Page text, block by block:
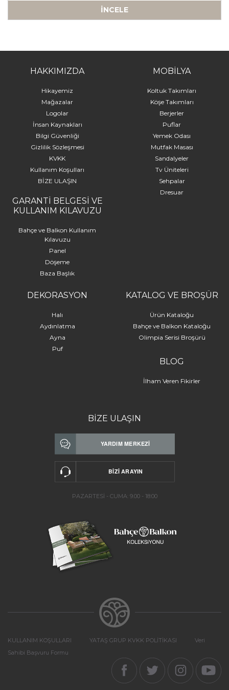
İNCELE
-
HAKKIMIZDA
Hikayemiz
Mağazalar
Logolar
İnsan Kaynakları
Bilgi Güvenliği
Gizlilik Sözleşmesi
KVKK
Kullanım Koşulları
BİZE ULAŞIN
GARANTİ BELGESİ VE
KULLANIM KILAVUZU
Bahçe ve Balkon Kullanım
Kılavuzu
Panel
Döşeme
Baza Başlık
MOBİLYA
Koltuk Takımları
Köşe Takımları
Berjerler
Puflar
Yemek Odası
Mutfak Masası
Sandalyeler
Tv Üniteleri
Sehpalar
Dresuar
DEKORASYON
Halı
Aydınlatma
Ayna
Puf
KATALOG VE BROŞÜR
Ürün Kataloğu
Bahçe ve Balkon Kataloğu
Olimpia Serisi Broşürü
BLOG
İlham Veren Fikirler
BİZE ULAŞIN
PAZARTESİ - CUMA: 9.00 - 18:00
KULLANIM KOŞULLARI YATAŞ GRUP KVKK POLİTİKASI
Veri
Sahibi Başvuru Formu